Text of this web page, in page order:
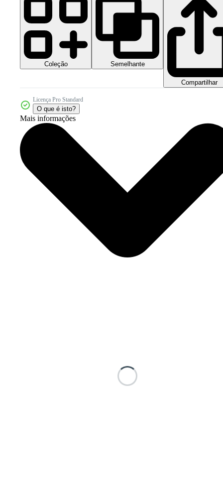
Coleção Semelhante
Compartilhar
Licença Pro Standard
O que é isto?
Mais informações